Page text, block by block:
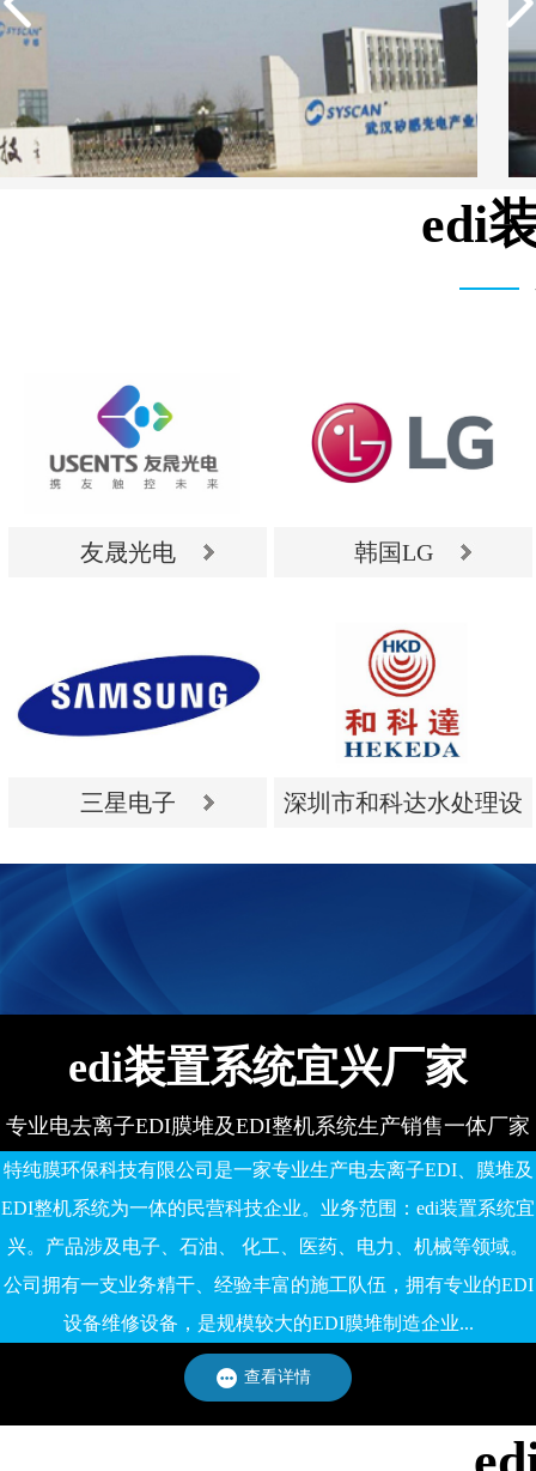
edi
友晟光电
友晟光电
韩国LG
韩国LG
三星电子
深圳市和科达水处理设
edi装置系统宜兴厂家
专业电去离子EDI膜堆及EDI整机系统生产销售一体厂家
特纯膜环保科技有限公司是一家专业生产电去离子EDI、膜堆及
EDI整机系统为一体的民营科技企业。业务范围：edi装置系统宜
兴。产品涉及电子、石油、 化工、医药、电力、机械等领域。
公司拥有一支业务精干、经验丰富的施工队伍，拥有专业的EDI
设备维修设备，是规模较大的EDI膜堆制造企业...
查看详情